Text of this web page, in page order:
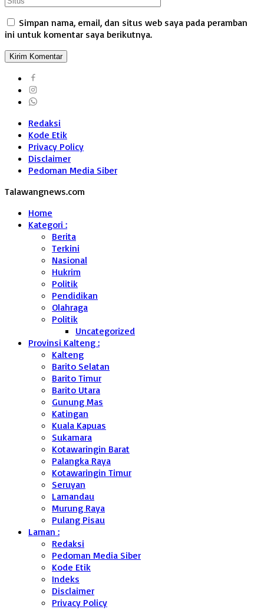
Simpan nama, email, dan situs web saya pada peramban
ini untuk komentar saya berikutnya.
Redaksi
Kode Etik
Privacy Policy
Disclaimer
Pedoman Media Siber
Talawangnews.com
Home
Kategori :
Berita
Terkini
Nasional
Hukrim
Politik
Pendidikan
Olahraga
Politik
Uncategorized
Provinsi Kalteng :
Kalteng
Barito Selatan
Barito Timur
Barito Utara
Gunung Mas
Katingan
Kuala Kapuas
Sukamara
Kotawaringin Barat
Palangka Raya
Kotawaringin Timur
Seruyan
Lamandau
Murung Raya
Pulang Pisau
Laman :
Redaksi
Pedoman Media Siber
Kode Etik
Indeks
Disclaimer
Privacy Policy